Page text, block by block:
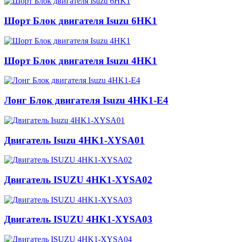
Шорт Блок двигателя Isuzu 6HK1
Шорт Блок двигателя Isuzu 4HK1
Лонг Блок двигателя Isuzu 4HK1-E4
Двигатель Isuzu 4HK1-XYSA01
Двигатель ISUZU 4HK1-XYSA02
Двигатель ISUZU 4HK1-XYSA03